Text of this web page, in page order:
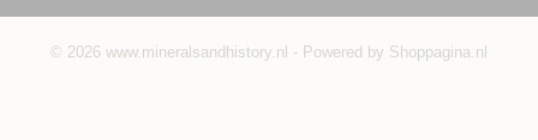
© 2026 www.mineralsandhistory.nl - Powered by Shoppagina.nl